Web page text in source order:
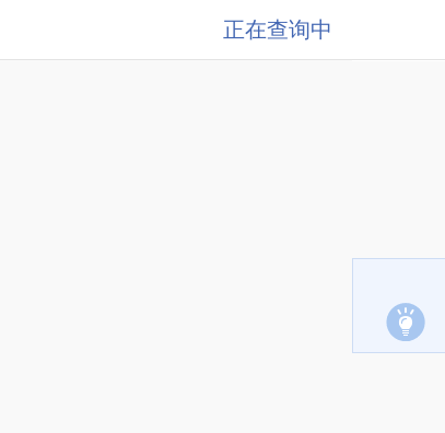
正在查询中